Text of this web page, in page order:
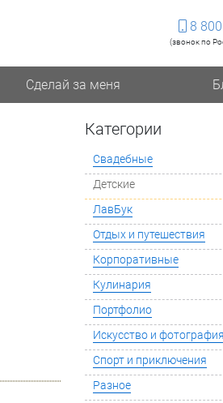
8
(звонок по
Сделай за меня
Категории
Свадебные
Детские
ЛавБук
Отдых и путешествия
Корпоративные
Кулинария
Портфолио
Искусство и фотография
Спорт и приключения
Разное